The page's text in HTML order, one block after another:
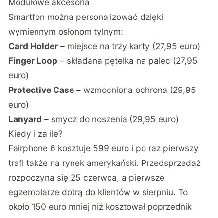
Smartfon można personalizować dzięki
wymiennym osłonom tylnym:
Card Holder – miejsce na trzy karty (27,95 euro)
Finger Loop – składana pętelka na palec (27,95
euro)
Protective Case – wzmocniona ochrona (29,95
euro)
Lanyard – smycz do noszenia (29,95 euro)
Kiedy i za ile?
Fairphone 6 kosztuje 599 euro i po raz pierwszy
trafi także na rynek amerykański. Przedsprzedaż
rozpoczyna się 25 czerwca, a pierwsze
egzemplarze dotrą do klientów w sierpniu. To
około 150 euro mniej niż kosztował poprzednik